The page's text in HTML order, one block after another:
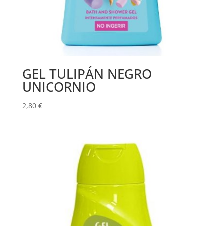
GEL TULIPÁN NEGRO
UNICORNIO
2,80 €